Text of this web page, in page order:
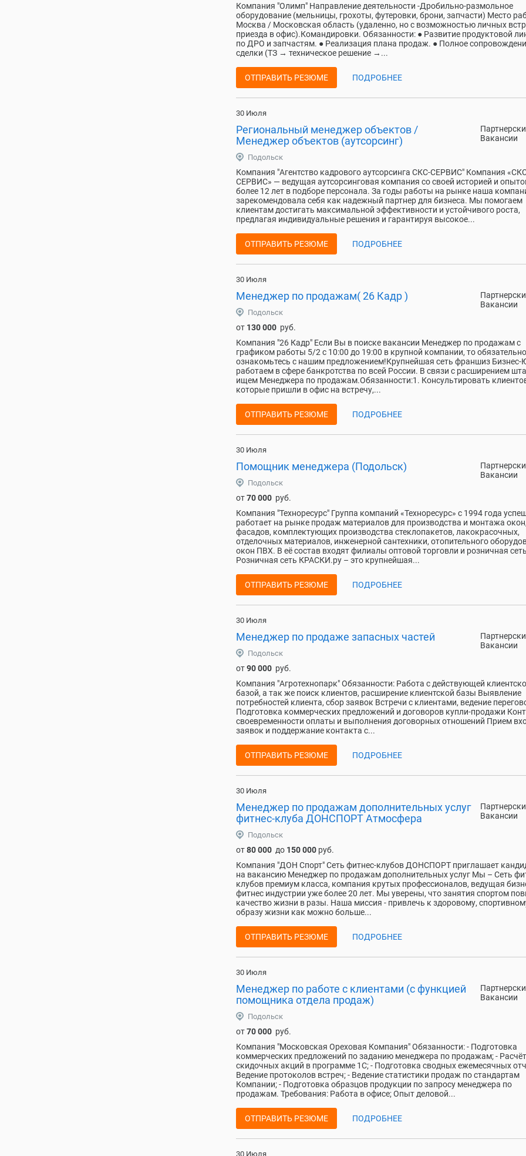
Компания "Олимп" Направление деятельности -Дробильно-размольное
оборудование (мельницы, грохоты, футеровки, брони, запчасти) Место
Москва / Московская область (удаленно, но с возможностью личных
приезда в офис).Командировки. Обязанности: ● Развитие продуктовой
по ДРО и запчастям. ● Реализация плана продаж. ● Полное
сделки (ТЗ → техническое решение →...
ОТПРАВИТЬ РЕЗЮМЕ ПОДРОБНЕЕ
30 Июля
Вакансии
Региональный менеджер объектов /
Менеджер объектов (аутсорсинг)
Подольск
Компания "Агентство кадрового аутсорсинга СКС-СЕРВИС" Компания
СЕРВИС» — ведущая аутсорсинговая компания со своей историей и
более 12 лет в подборе персонала. За годы работы на рынке наша
зарекомендовала себя как надежный партнер для бизнеса. Мы помогаем
клиентам достигать максимальной эффективности и устойчивого роста,
предлагая индивидуальные решения и гарантируя высокое...
ОТПРАВИТЬ РЕЗЮМЕ ПОДРОБНЕЕ
30 Июля
Вакансии
Менеджер по продажам( 26 Кадр )
Подольск
от 130 000 руб.
Компания "26 Кадр" Если Вы в поиске вакансии Менеджер по продажам с
графиком работы 5/2 с 10:00 до 19:00 в крупной компании, то обязательно
ознакомьтесь с нашим предложением!Крупнейшая сеть франшиз Бизнес-
работаем в сфере банкротства по всей России. В связи с расширением
ищем Менеджера по продажам.Обязанности:1. Консультировать
которые пришли в офис на встречу,...
ОТПРАВИТЬ РЕЗЮМЕ ПОДРОБНЕЕ
30 Июля
Вакансии
Помощник менеджера (Подольск)
Подольск
от70 000 руб.
Компания "Техноресурс" Группа компаний «Техноресурс» с 1994 года
работает на рынке продаж материалов для производства и монтажа окон,
фасадов, комплектующих производства стеклопакетов, лакокрасочных,
отделочных материалов, инженерной сантехники, отопительного
окон ПВХ. В её состав входят филиалы оптовой торговли и розничная
Розничная сеть КРАСКИ.ру – это крупнейшая...
ОТПРАВИТЬ РЕЗЮМЕ ПОДРОБНЕЕ
30 Июля
Вакансии
Менеджер по продаже запасных частей
Подольск
от90 000 руб.
Компания "Агротехнопарк" Обязанности: Работа с действующей
базой, а так же поиск клиентов, расширение клиентской базы Выявление
потребностей клиента, сбор заявок Встречи с клиентами, ведение
Подготовка коммерческих предложений и договоров купли-продажи
своевременности оплаты и выполнения договорных отношений Прием
заявок и поддержание контакта с...
ОТПРАВИТЬ РЕЗЮМЕ ПОДРОБНЕЕ
30 Июля
Вакансии
Менеджер по продажам дополнительных услуг
фитнес-клуба ДОНСПОРТ Атмосфера
Подольск
от80 000 до 150 000 руб.
Компания "ДОН Спорт" Сеть фитнес-клубов ДОНСПОРТ приглашает
на вакансию Менеджер по продажам дополнительных услуг Мы – Сеть
клубов премиум класса, компания крутых профессионалов, ведущая
фитнес индустрии уже более 20 лет. Мы уверены, что занятия спортом
качество жизни в разы. Наша миссия - привлечь к здоровому,
образу жизни как можно больше...
ОТПРАВИТЬ РЕЗЮМЕ ПОДРОБНЕЕ
30 Июля
Вакансии
Менеджер по работе с клиентами (с функцией
помощника отдела продаж)
Подольск
от70 000 руб.
Компания "Московская Ореховая Компания" Обязанности: - Подготовка
коммерческих предложений по заданию менеджера по продажам; - Расчёт
скидочных акций в программе 1С; - Подготовка сводных ежемесячных
Ведение протоколов встреч; - Ведение статистики продаж по стандартам
Компании; - Подготовка образцов продукции по запросу менеджера по
продажам. Требования: Работа в офисе; Опыт деловой...
ОТПРАВИТЬ РЕЗЮМЕ ПОДРОБНЕЕ
30 Июля